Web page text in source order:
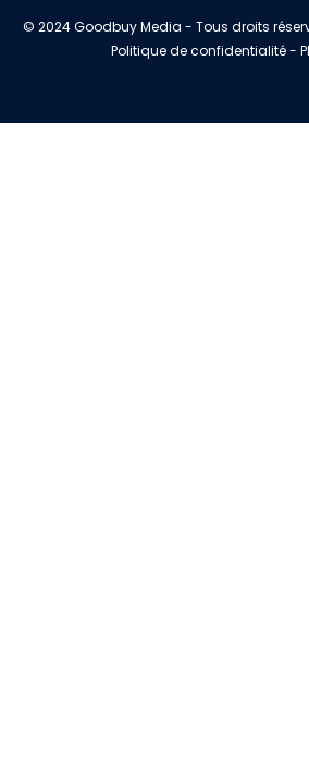
© 2024 Goodbuy Media - Tous droits
Politique de confidentialité -